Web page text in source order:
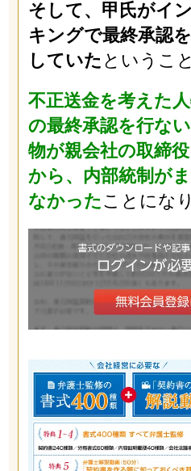
そして、甲氏がイ
キングで最終承認
していた というこ
不正送金を考えた
の最終承認を行な
物が親会社の取締
から、内部統制が
なかった ことにな